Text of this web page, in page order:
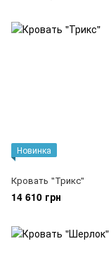
Новинка
Кровать "Трикс"
14 610 грн